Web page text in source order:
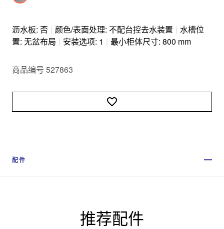
沥水板: 否 | 颜色/表面处理: 不配台控去水装置 | 水槽位
置: 无盆布局 | 安装选项: 1 | 最小柜体尺寸: 800 mm
商品编号 527863
配件
推荐配件